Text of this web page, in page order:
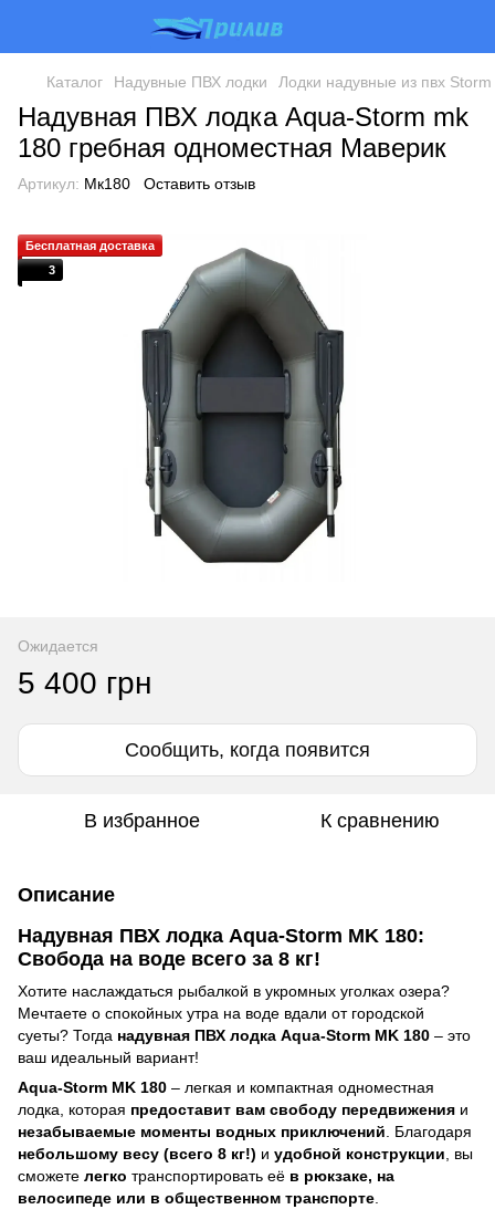
Каталог Надувные ПВХ лодки Лодки надувные из пвх Storm
Надувная ПВХ лодка Aqua-Storm mk
180 гребная одноместная Маверик
Артикул: Mк180 Оставить отзыв
Бесплатная доставка
3
Ожидается
5 400 грн
Сообщить, когда появится
В избранное К сравнению
Описание
Надувная ПВХ лодка Aqua-Storm MK 180:
Свобода на воде всего за 8 кг!
Хотите наслаждаться рыбалкой в укромных уголках озера?
Мечтаете о спокойных утра на воде вдали от городской
суеты? Тогда надувная ПВХ лодка Aqua-Storm MK 180 – это
ваш идеальный вариант!
Aqua-Storm MK 180 – легкая и компактная одноместная
лодка, которая предоставит вам свободу передвижения и
незабываемые моменты водных приключений . Благодаря
небольшому весу (всего 8 кг!) и удобной конструкции , вы
сможете легко транспортировать её в рюкзаке, на
велосипеде или в общественном транспорте